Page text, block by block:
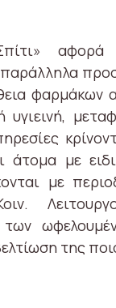
αφορά
υγιεινή,
με
με
των
της